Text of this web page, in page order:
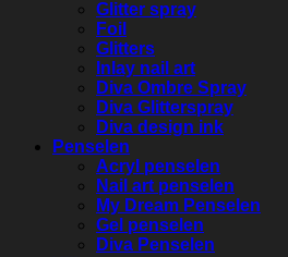
Glitter spray
Foil
Glitters
Inlay nail art
Diva Ombre Spray
Diva Glitterspray
Diva design ink
Penselen
Acryl penselen
Nail art penselen
My Dream Penselen
Gel penselen
Diva Penselen